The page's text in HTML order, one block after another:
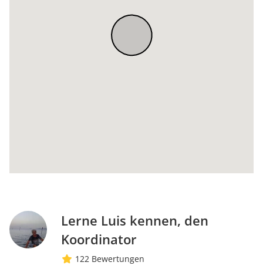
Lerne Luis kennen, den
Koordinator
122 Bewertungen